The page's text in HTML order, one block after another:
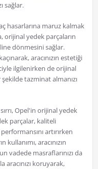
sağlar.
hasarlarına maruz kalmak
orijinal yedek parçaların
dönmesini sağlar.
aracınızın estetiği
ilgilenirken de orijinal
tazminat almanızı
Opel'in orijinal yedek
parçalar, kaliteli
artırırken
aracınızın
vadede masraflarınızı da
aracınızı koruyarak,